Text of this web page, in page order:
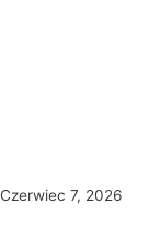
Czerwiec 7, 2026